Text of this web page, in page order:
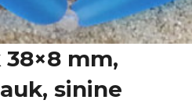
mm,
sinine